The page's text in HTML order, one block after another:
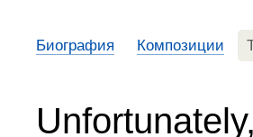
Биография Композиции